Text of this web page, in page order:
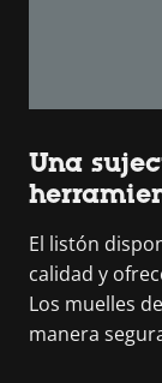
Una
El listón
calidad y
Los muelles
manera